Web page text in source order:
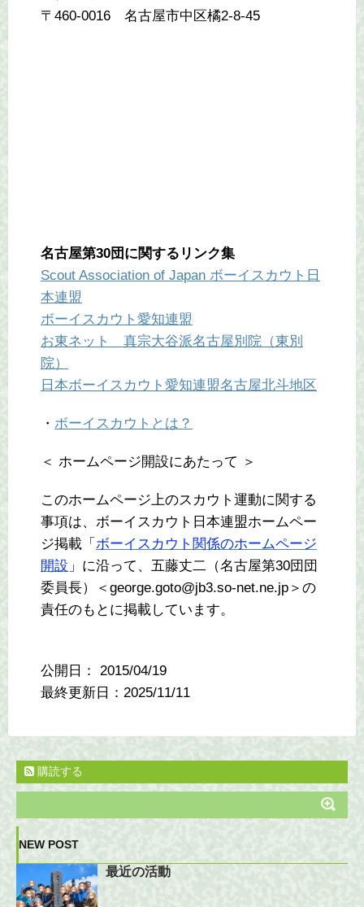
〒460-0016 名古屋市中区橘2-8-45
名古屋第30団に関するリンク集
Scout Association of Japan ボーイスカウト日
本連盟
ボーイスカウト愛知連盟
お東ネット 真宗大谷派名古屋別院（東別
院）
日本ボーイスカウト愛知連盟名古屋北斗地区
・ ボーイスカウトとは？
＜ ホームページ開設にあたって ＞
このホームページ上のスカウト運動に関する
事項は、ボーイスカウト日本連盟ホームペー
ジ掲載「 ボーイスカウト関係のホームページ
開設 」に沿って、五藤丈二（名古屋第30団団
委員長）＜george.goto@jb3.so-net.ne.jp＞の
責任のもとに掲載しています。
公開日： 2015/04/19
最終更新日：2025/11/11
購読する
NEW POST
最近の活動